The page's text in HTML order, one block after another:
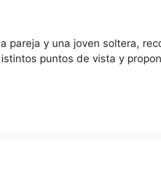
pareja y una joven soltera,
puntos de vista y